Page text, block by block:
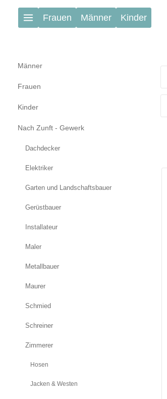
Zum Hauptinhalt springen
Frauen Männer Kinder
Männer
Frauen
Kinder
Nach Zunft - Gewerk
Dachdecker
Elektriker
Garten und Landschaftsbauer
Gerüstbauer
Installateur
Maler
Metallbauer
Maurer
Schmied
Schreiner
Zimmerer
Hosen
Jacken & Westen